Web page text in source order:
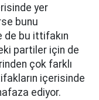
yer
bunu
de bu ittifakın
partiler için de
çok farklı
içerisinde
ediyor.